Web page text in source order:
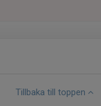
Tillbaka till toppen